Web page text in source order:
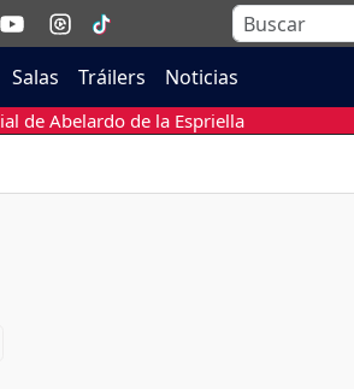
Salas Tráilers Noticias
de Abelardo de la Espriella